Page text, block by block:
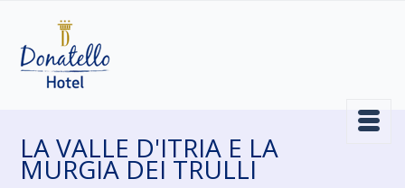
LA VALLE D'ITRIA E LA
MURGIA DEI TRULLI